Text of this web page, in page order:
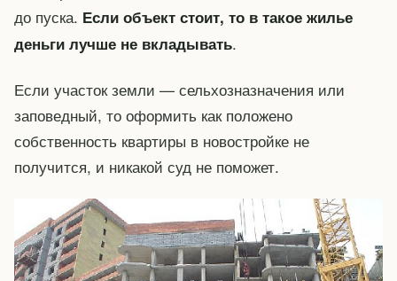
до пуска. Если объект стоит, то в такое жилье
деньги лучше не вкладывать.
Если участок земли — сельхозназначения или
заповедный, то оформить как положено
собственность квартиры в новостройке не
получится, и никакой суд не поможет.